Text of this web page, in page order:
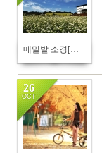
메밀밭 소경[세장]
501
26
OCT
688